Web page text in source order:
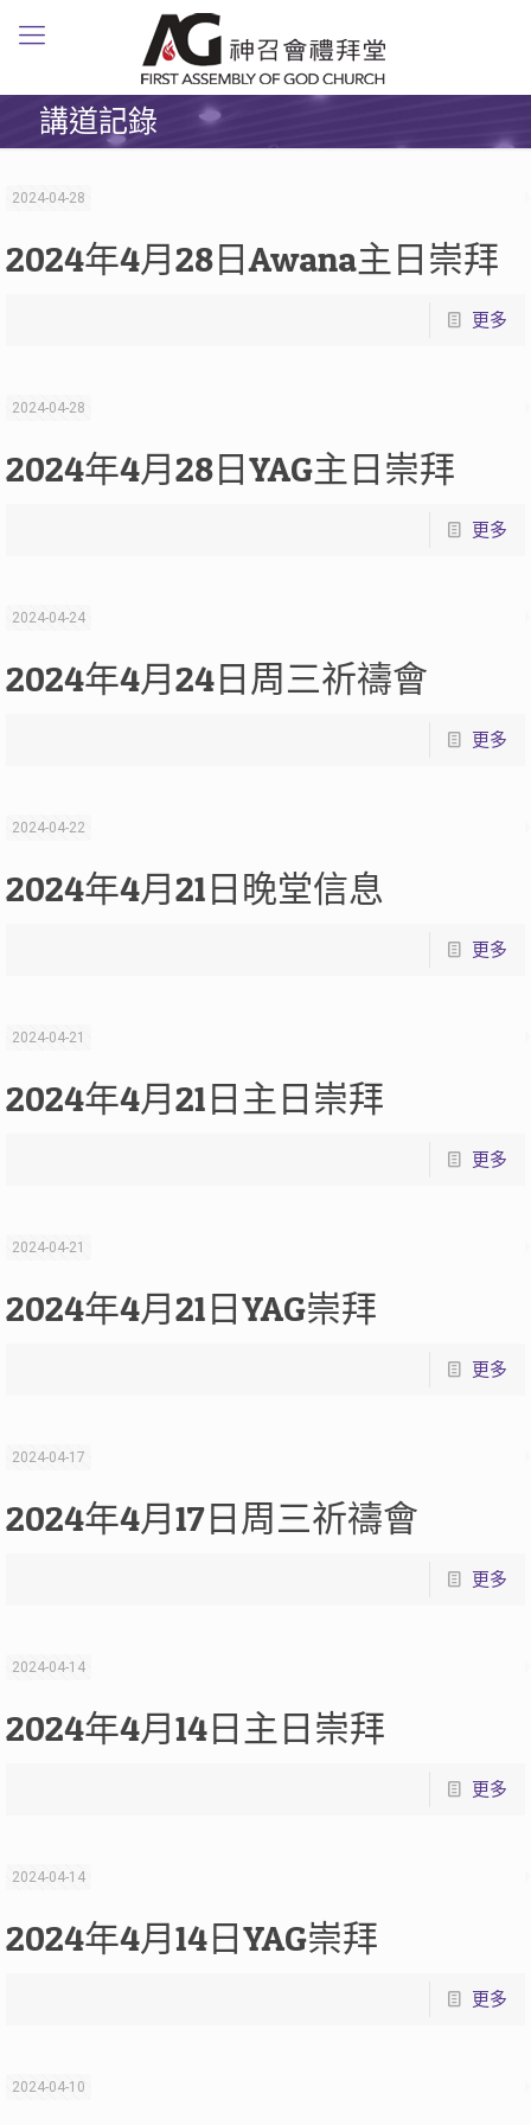
講道記錄
2024-04-28
2024年4月28日Awana主日崇拜
更多
2024-04-28
2024年4月28日YAG主日崇拜
更多
2024-04-24
2024年4月24日周三祈禱會
更多
2024-04-22
2024年4月21日晚堂信息
更多
2024-04-21
2024年4月21日主日崇拜
更多
2024-04-21
2024年4月21日YAG崇拜
更多
2024-04-17
2024年4月17日周三祈禱會
更多
2024-04-14
2024年4月14日主日崇拜
更多
2024-04-14
2024年4月14日YAG崇拜
更多
2024-04-10